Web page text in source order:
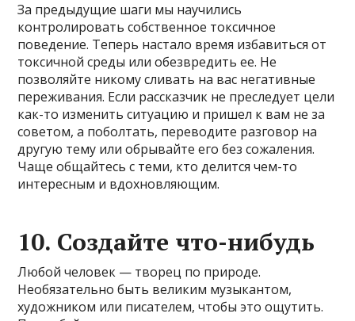
За предыдущие шаги мы научились
контролировать собственное токсичное
поведение. Теперь настало время избавиться от
токсичной среды или обезвредить ее. Не
позволяйте никому сливать на вас негативные
переживания. Если рассказчик не преследует цели
как-то изменить ситуацию и пришел к вам не за
советом, а поболтать, переводите разговор на
другую тему или обрывайте его без сожаления.
Чаще общайтесь с теми, кто делится чем-то
интересным и вдохновляющим.
10. Создайте что-нибудь
Любой человек — творец по природе.
Необязательно быть великим музыкантом,
художником или писателем, чтобы это ощутить.